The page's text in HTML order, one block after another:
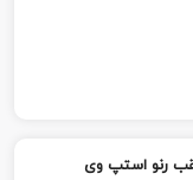
رنو استپ وی